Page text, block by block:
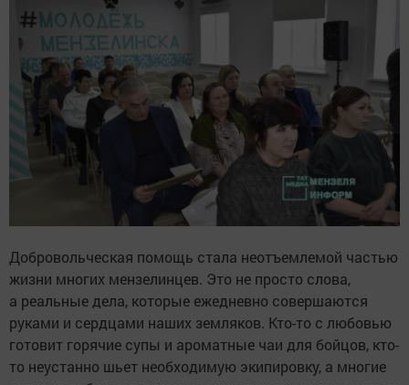
Добровольческая помощь стала неотъемлемой частью
жизни многих мензелинцев. Это не просто слова,
а реальные дела, которые ежедневно совершаются
руками и сердцами наших земляков. Кто-то с любовью
готовит горячие супы и ароматные чаи для бойцов, кто-
то неустанно шьет необходимую экипировку, а многие